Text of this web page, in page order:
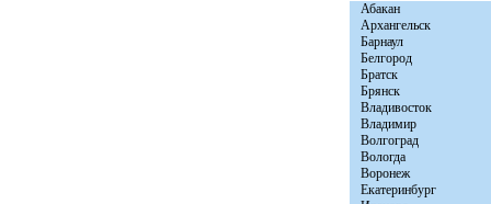
Абакан
Архангельск
Барнаул
Белгород
Братск
Брянск
Владивосток
Владимир
Волгоград
Вологда
Воронеж
Екатеринбург